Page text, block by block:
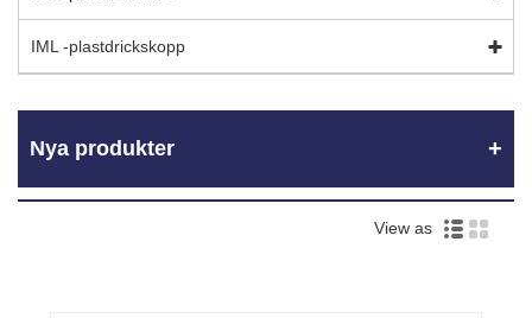
IML -plastdrickskopp
Nya produkter
View as